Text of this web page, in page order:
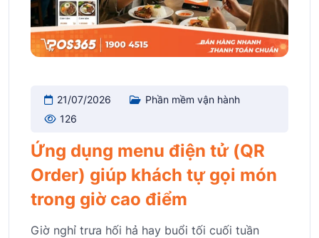
21/07/2026
Phần mềm vận hành
126
Ứng dụng menu điện tử (QR
Order) giúp khách tự gọi món
trong giờ cao điểm
Giờ nghỉ trưa hối hả hay buổi tối cuối tuần